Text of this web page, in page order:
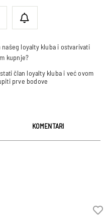
loyalty kluba i ostvarivati
kupnje?
član loyalty kluba i već ovom
prve bodove
KOMENTARI